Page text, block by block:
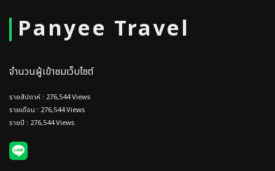
Panyee Travel
จำนวนผู้เข้าชมเว็บไซต์
รายสัปดาห์ : 276,544 Views
รายเดือน : 276,544 Views
รายปี : 276,544 Views